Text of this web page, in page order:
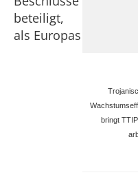
bringt
beteiligt,
als Europas